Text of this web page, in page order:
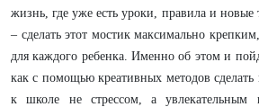
жизнь, где уже есть уроки, правила и новые
– сделать этот мостик максимально
для каждого ребенка. Именно об этом и
как с помощью креативных методов сделать
к школе не стрессом, а увлекательным